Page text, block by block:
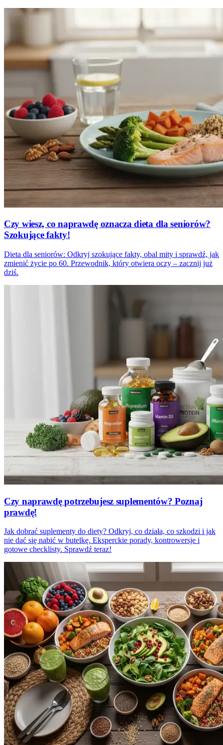
Czy wiesz, co naprawdę oznacza dieta dla seniorów?
Szokujące fakty!
Dieta dla seniorów: Odkryj szokujące fakty, obal mity i sprawdź, jak
zmienić życie po 60. Przewodnik, który otwiera oczy – zacznij już
dziś.
Czy naprawdę potrzebujesz suplementów? Poznaj
prawdę!
Jak dobrać suplementy do diety? Odkryj, co działa, co szkodzi i jak
nie dać się nabić w butelkę. Eksperckie porady, kontrowersje i
gotowe checklisty. Sprawdź teraz!